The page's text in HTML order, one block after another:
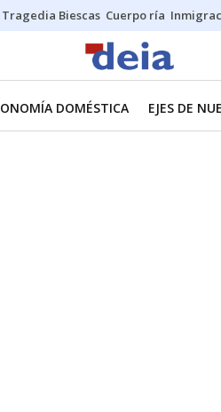
Tragedia Biescas Cuerpo ría
DOMÉSTICA EJES DE